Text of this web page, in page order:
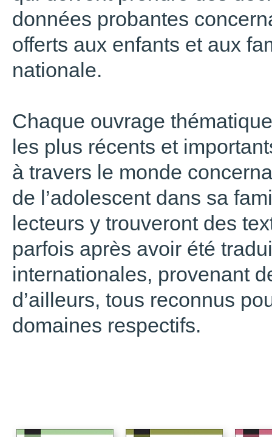
données probantes
offerts aux enfants et aux
nationale.
Chaque ouvrage
les plus récents et
à travers le monde
de l’adolescent dans sa
lecteurs y trouveront des
parfois après avoir été
internationales, provenant
d’ailleurs, tous reconnus
domaines respectifs.